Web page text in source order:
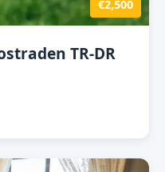
€2,500
TR-DR